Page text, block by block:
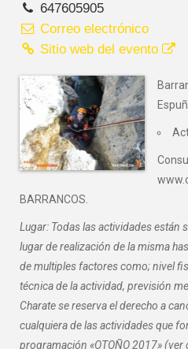
647605905
Correo electrónico
Sitio web del evento
BARRANCOS.
Lugar: Todas las actividades están
lugar de realización de la misma
de multiples factores como; nivel
técnica de la actividad, previsión
Charate se reserva el derecho a
cualquiera de las actividades que
programación «OTOÑO 2017»